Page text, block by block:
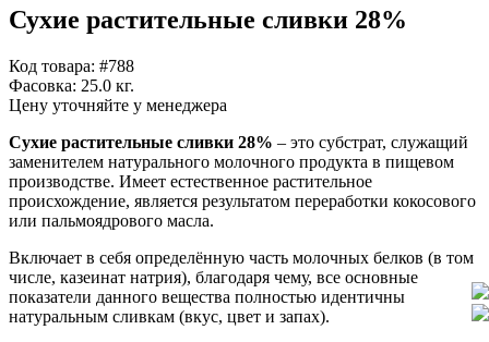
Сухие растительные сливки 28%
Код товара: #788
Фасовка: 25.0 кг.
Цену уточняйте у менеджера
Сухие растительные сливки 28% – это субстрат, служащий
заменителем натурального молочного продукта в пищевом
производстве. Имеет естественное растительное
происхождение, является результатом переработки кокосового
или пальмоядрового масла.
Включает в себя определённую часть молочных белков (в том
числе, казеинат натрия), благодаря чему, все основные
показатели данного вещества полностью идентичны
натуральным сливкам (вкус, цвет и запах).